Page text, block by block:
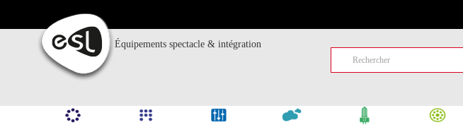
Équipements spectacle & intégration